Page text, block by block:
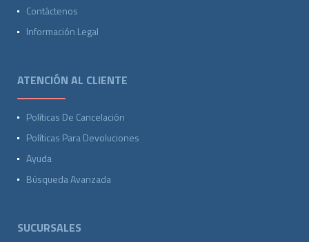
Contáctenos
Información Legal
ATENCIÓN AL CLIENTE
Políticas De Cancelación
Políticas Para Devoluciones
Ayuda
Búsqueda Avanzada
SUCURSALES